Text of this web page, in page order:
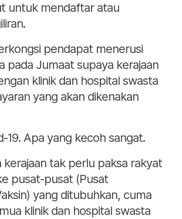
untuk mendaftar atau
pendapat menerusi
pada Jumaat supaya kerajaan
klinik dan hospital swasta
yang akan dikenakan
19. Apa yang kecoh sangat.
kerajaan tak perlu paksa rakyat
pusat-pusat (Pusat
yang ditubuhkan, cuma
klinik dan hospital swasta